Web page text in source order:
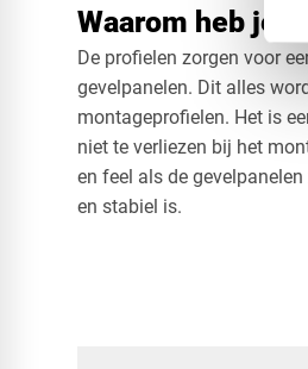
Waarom heb je
De profielen zorgen voor
gevelpanelen. Dit alles
montageprofielen. Het is
niet te verliezen bij het
en feel als de
en stabiel is.